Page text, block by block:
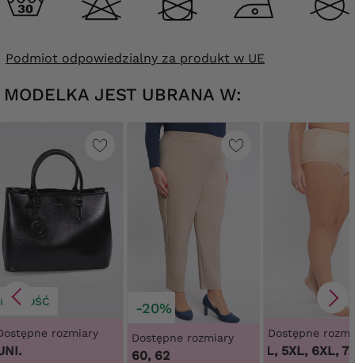
Podmiot odpowiedzialny za produkt w UE
MODELKA JEST UBRANA W:
NOWOŚĆ
rozmiary
-20%
Dostępne rozmiary
60, 62
Dostępne
3XL, 4XL, 5XL, 6XL,